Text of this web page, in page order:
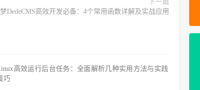
下一篇
DedeCMS高效开发必备：4个常用函数详解及实战应用
高效运行后台任务：全面解析几种实用方法与实践
巧